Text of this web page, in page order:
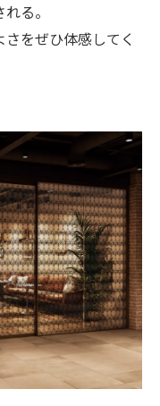
る。
をぜひ体感してく